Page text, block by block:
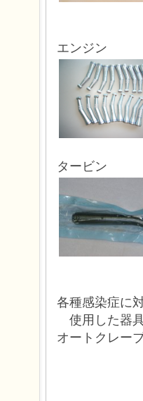
エンジン
タービン
各種感染症に
使用した器
オートクレー